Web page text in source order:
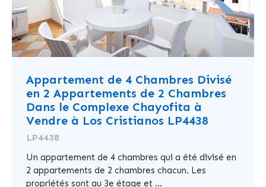
Appartement de 4 Chambres Divisé
en 2 Appartements de 2 Chambres
Dans le Complexe Chayofita à
Vendre à Los Cristianos LP4438
LP4438
Un appartement de 4 chambres qui a été divisé en
2 appartements de 2 chambres chacun. Les
propriétés sont au 3e étage et ...